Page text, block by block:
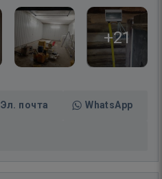
+21
Эл. почта WhatsApp